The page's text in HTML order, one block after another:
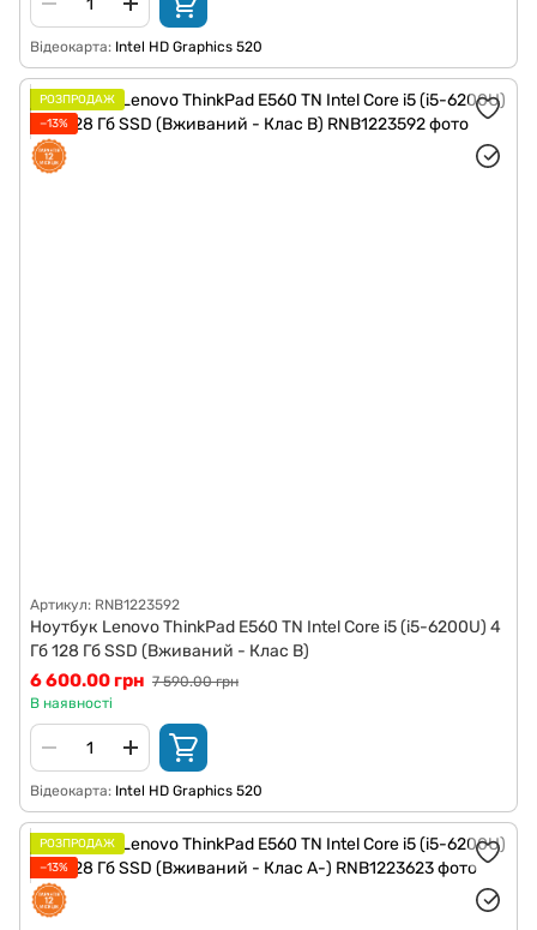
Відеокарта Intel HD Graphics 520
РОЗПРОДАЖ
−13%
Артикул: RNB1223592
Ноутбук Lenovo ThinkPad E560 TN Intel Core i5 (i5-6200U) 4
Гб 128 Гб SSD (Вживаний - Клас B)
6 600.00 грн 7 590.00 грн
В наявності
Відеокарта Intel HD Graphics 520
РОЗПРОДАЖ
−13%